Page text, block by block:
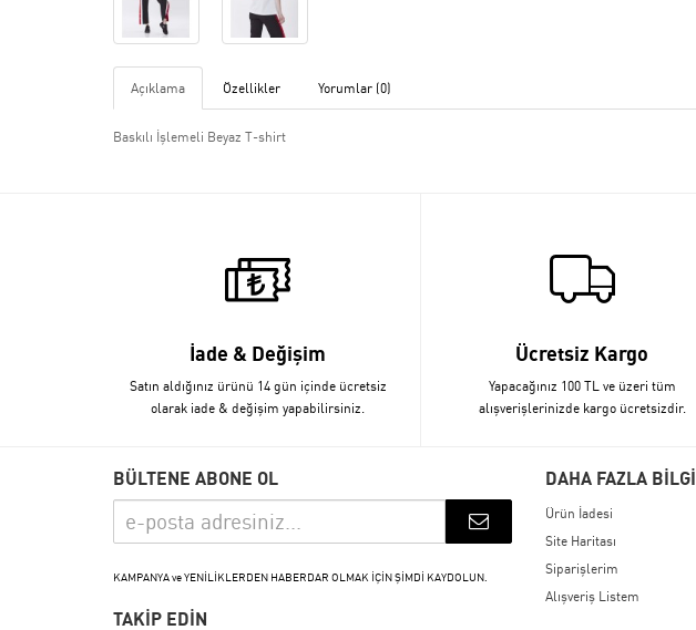
Açıklama Özellikler Yorumlar (0)
Baskılı İşlemeli Beyaz T-shirt
İade & Değişim
Satın aldığınız ürünü 14 gün içinde ücretsiz
olarak iade & değişim yapabilirsiniz.
Ücretsiz Kargo
Yapacağınız 100 TL ve üzeri tüm
alışverişlerinizde kargo ücretsizdir.
BÜLTENE ABONE OL
KAMPANYA ve YENİLİKLERDEN HABERDAR OLMAK İÇİN ŞİMDİ KAYDOLUN.
TAKİP EDİN
DAHA FAZLA BİLGİ
Ürün İadesi
Site Haritası
Siparişlerim
Alışveriş Listem